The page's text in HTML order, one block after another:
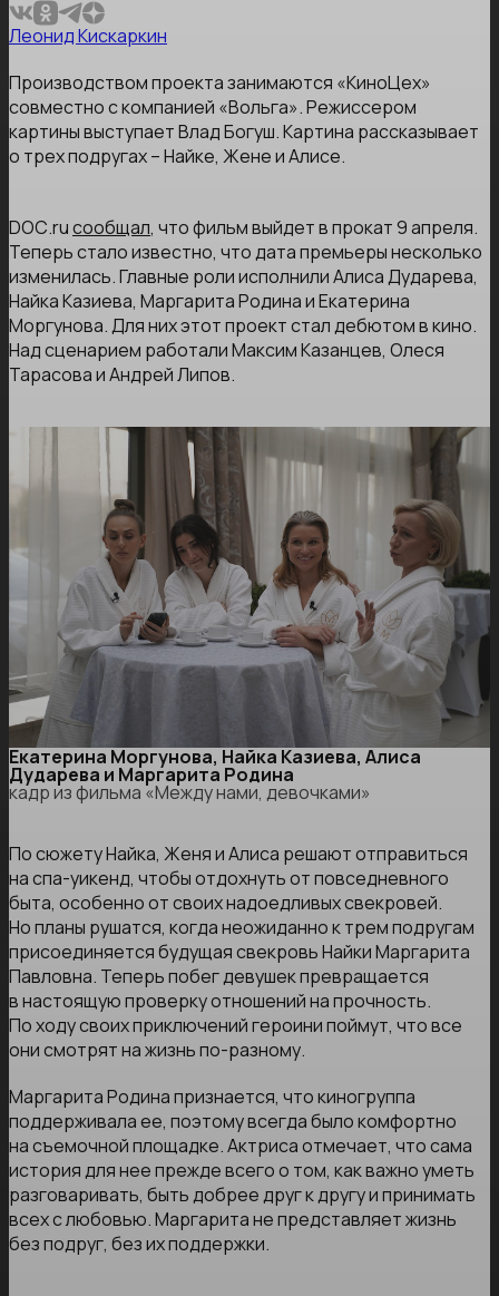
Леонид Кискаркин
Производством проекта занимаются «КиноЦех»
совместно с компанией «Вольга». Режиссером
картины выступает Влад Богуш. Картина рассказывает
о трех подругах – Найке, Жене и Алисе.
DОС.ruсообщал, что фильм выйдет в прокат 9 апреля.
Теперь стало известно, что дата премьеры несколько
изменилась. Главные роли исполнили Алиса Дударева,
Найка Казиева, Маргарита Родина и Екатерина
Моргунова. Для них этот проект стал дебютом в кино.
Над сценарием работали Максим Казанцев, Олеся
Тарасова и Андрей Липов.
Екатерина Моргунова, Найка Казиева, Алиса
Дударева и Маргарита Родина
кадр из фильма «Между нами, девочками»
По сюжету Найка, Женя и Алиса решают отправиться
на спа-уикенд, чтобы отдохнуть от повседневного
быта, особенно от своих надоедливых свекровей.
Но планы рушатся, когда неожиданно к трем подругам
присоединяется будущая свекровь Найки Маргарита
Павловна. Теперь побег девушек превращается
в настоящую проверку отношений на прочность.
По ходу своих приключений героини поймут, что все
они смотрят на жизнь по-разному.
Маргарита Родина признается, что киногруппа
поддерживала ее, поэтому всегда было комфортно
на съемочной площадке. Актриса отмечает, что сама
история для нее прежде всего о том, как важно уметь
разговаривать, быть добрее друг к другу и принимать
всех с любовью. Маргарита не представляет жизнь
без подруг, без их поддержки.